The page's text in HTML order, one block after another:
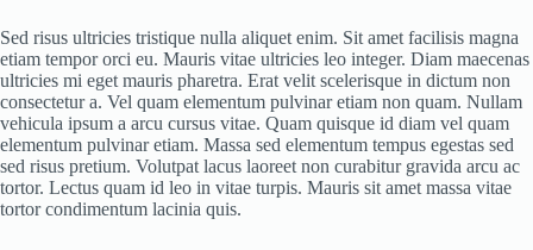
Sed risus ultricies tristique nulla aliquet enim. Sit amet facilisis magna
etiam tempor orci eu. Mauris vitae ultricies leo integer. Diam maecenas
ultricies mi eget mauris pharetra. Erat velit scelerisque in dictum non
consectetur a. Vel quam elementum pulvinar etiam non quam. Nullam
vehicula ipsum a arcu cursus vitae. Quam quisque id diam vel quam
elementum pulvinar etiam. Massa sed elementum tempus egestas sed
sed risus pretium. Volutpat lacus laoreet non curabitur gravida arcu ac
tortor. Lectus quam id leo in vitae turpis. Mauris sit amet massa vitae
tortor condimentum lacinia quis.